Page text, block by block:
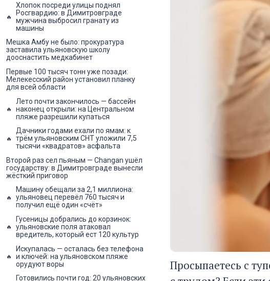
Просыпаетесь с
Хлопок посреди улицы поднял
Росгвардию: в Димитровграде
мужчина выбросил гранату из
машины
Мешка Амбу не было: прокуратура
заставила ульяновскую школу
дооснастить медкабинет
Первые 100 тысяч тонн уже позади:
Мелекесский район установил планку
для всей области
Лето почти закончилось — бассейн
наконец открыли: на Центральном
пляже разрешили купаться
Дачники годами ехали по ямам: к
трём ульяновским СНТ уложили 7,5
тысячи «квадратов» асфальта
Второй раз сел пьяным — Changan ушёл
государству: в Димитровграде вынесли
жёсткий приговор
Машину обещали за 2,1 миллиона:
ульяновец перевёл 760 тысяч и
получил ещё один «счёт»
Гусеницы добрались до корзинок:
ульяновские поля атаковал
вредитель, который ест 120 культур
Искупалась — осталась без телефона
и ключей: на ульяновском пляже
орудуют воры
Готовились почти год: 20 ульяновских